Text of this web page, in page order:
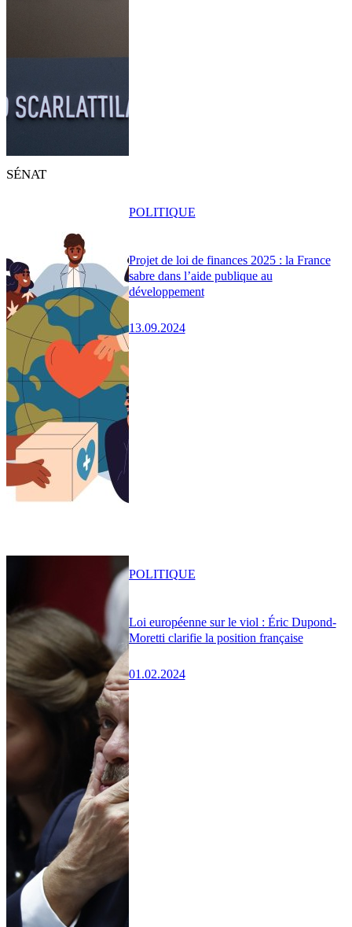
SÉNAT
Projet de loi de finances 2025 : la France
sabre dans l’aide publique au
développement
13.09.2024
POLITIQUE
Loi européenne sur le viol : Éric Dupond-
Moretti clarifie la position française
01.02.2024
POLITIQUE